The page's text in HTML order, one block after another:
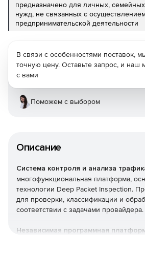
предназначено для личных,
нужд, не связанных с
предпринимательской деятельности
Описание
Система контроля и анализа
многофункциональная платформа,
технологии Deep Packet Inspection.
для проверки, классификации и
соответствии с задачами провайдера.
Независимая программная
В связи с особенностями поставок,
точную цену. Оставьте запрос, и наш
с вами
Поможем с выбором